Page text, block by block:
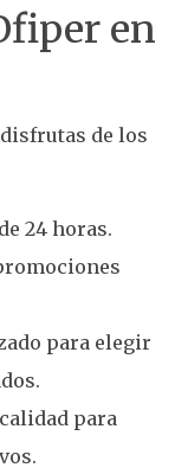
en
de los
24 horas.
para elegir
para